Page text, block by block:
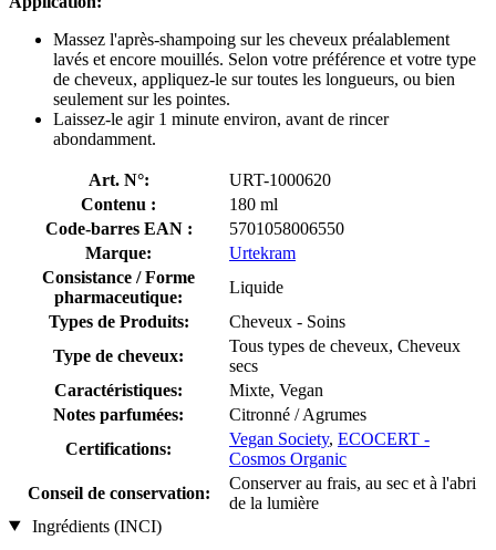
Massez l'après-shampoing sur les cheveux préalablement
lavés et encore mouillés. Selon votre préférence et votre type
de cheveux, appliquez-le sur toutes les longueurs, ou bien
seulement sur les pointes.
Laissez-le agir 1 minute environ, avant de rincer
abondamment.
Art. N°:
URT-1000620
Contenu :
180 ml
Code-barres EAN :
5701058006550
Marque:
Urtekram
Consistance / Forme
pharmaceutique:
Liquide
Types de Produits:
Cheveux - Soins
Type de cheveux:
Tous types de cheveux, Cheveux
secs
Caractéristiques:
Mixte, Vegan
Notes parfumées:
Citronné / Agrumes
Certifications:
Vegan Society, ECOCERT -
Cosmos Organic
Conseil de conservation:
Conserver au frais, au sec et à l'abri
de la lumière
Ingrédients (INCI)